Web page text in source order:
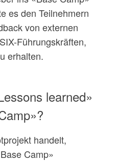
es den Teilnehmern
von externen
Führungskräften,
erhalten.
learned»
handelt,
Camp»